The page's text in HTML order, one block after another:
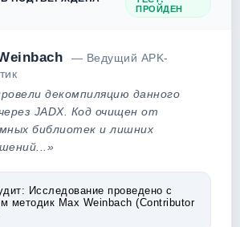
ПРОЙДЕН
— Ведущий APK-
декомпиляцию данного
JADX. Код очищен от
библиотек и лишних
Исследование проведено с
методик Max Weinbach (Contributor